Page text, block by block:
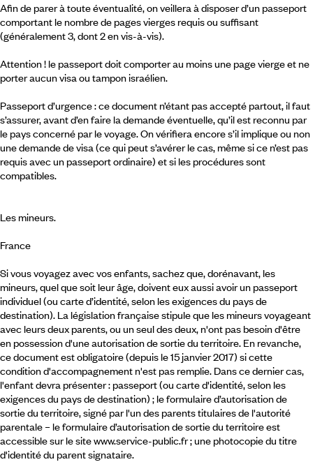
Afin de parer à toute éventualité, on veillera à disposer d’un passeport
comportant le nombre de pages vierges requis ou suffisant
(généralement 3, dont 2 en vis-à-vis).
Attention ! le passeport doit comporter au moins une page vierge et ne
porter aucun visa ou tampon israélien.
Passeport d’urgence : ce document n’étant pas accepté partout, il faut
s’assurer, avant d’en faire la demande éventuelle, qu’il est reconnu par
le pays concerné par le voyage. On vérifiera encore s’il implique ou non
une demande de visa (ce qui peut s’avérer le cas, même si ce n’est pas
requis avec un passeport ordinaire) et si les procédures sont
compatibles.
Les mineurs.
France
Si vous voyagez avec vos enfants, sachez que, dorénavant, les
mineurs, quel que soit leur âge, doivent eux aussi avoir un passeport
individuel (ou carte d’identité, selon les exigences du pays de
destination). La législation française stipule que les mineurs voyageant
avec leurs deux parents, ou un seul des deux, n'ont pas besoin d'être
en possession d'une autorisation de sortie du territoire. En revanche,
ce document est obligatoire (depuis le 15 janvier 2017) si cette
condition d'accompagnement n'est pas remplie. Dans ce dernier cas,
l'enfant devra présenter : passeport (ou carte d'identité, selon les
exigences du pays de destination) ; le formulaire d’autorisation de
sortie du territoire, signé par l'un des parents titulaires de l'autorité
parentale – le formulaire d’autorisation de sortie du territoire est
accessible sur le site www.service-public.fr ; une photocopie du titre
d'identité du parent signataire.